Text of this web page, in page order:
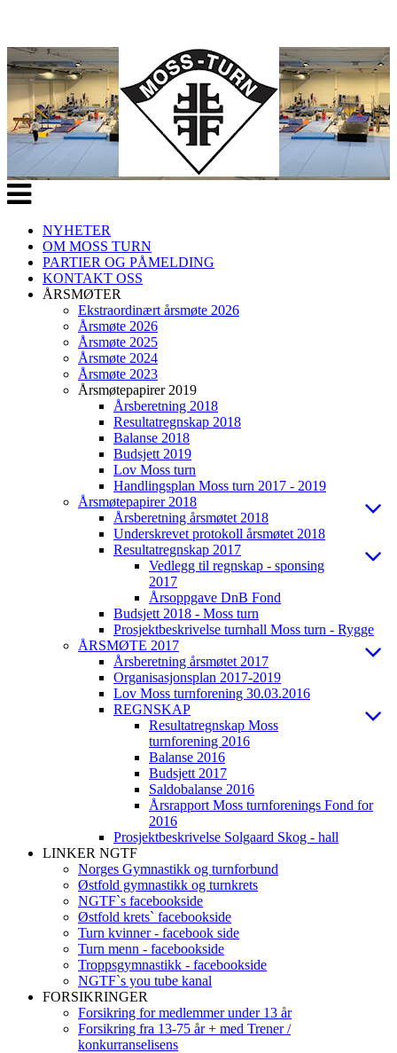
Veksle
navigasjon
NYHETER
OM MOSS TURN
PARTIER OG PÅMELDING
KONTAKT OSS
ÅRSMØTER
Ekstraordinært årsmøte 2026
Årsmøte 2026
Årsmøte 2025
Årsmøte 2024
Årsmøte 2023
Årsmøtepapirer 2019
Årsberetning 2018
Resultatregnskap 2018
Balanse 2018
Budsjett 2019
Lov Moss turn
Handlingsplan Moss turn 2017 - 2019
Årsmøtepapirer 2018
Årsberetning årsmøtet 2018
Underskrevet protokoll årsmøtet 2018
Resultatregnskap 2017
Vedlegg til regnskap - sponsing
2017
Årsoppgave DnB Fond
Budsjett 2018 - Moss turn
Prosjektbeskrivelse turnhall Moss turn - Rygge
ÅRSMØTE 2017
Årsberetning årsmøtet 2017
Organisasjonsplan 2017-2019
Lov Moss turnforening 30.03.2016
REGNSKAP
Resultatregnskap Moss
turnforening 2016
Balanse 2016
Budsjett 2017
Saldobalanse 2016
Årsrapport Moss turnforenings Fond for
2016
Prosjektbeskrivelse Solgaard Skog - hall
LINKER NGTF
Norges Gymnastikk og turnforbund
Østfold gymnastikk og turnkrets
NGTF`s facebookside
Østfold krets` facebookside
Turn kvinner - facebook side
Turn menn - facebookside
Troppsgymnastikk - facebookside
NGTF`s you tube kanal
FORSIKRINGER
Forsikring for medlemmer under 13 år
Forsikring fra 13-75 år + med Trener /
konkurranselisens